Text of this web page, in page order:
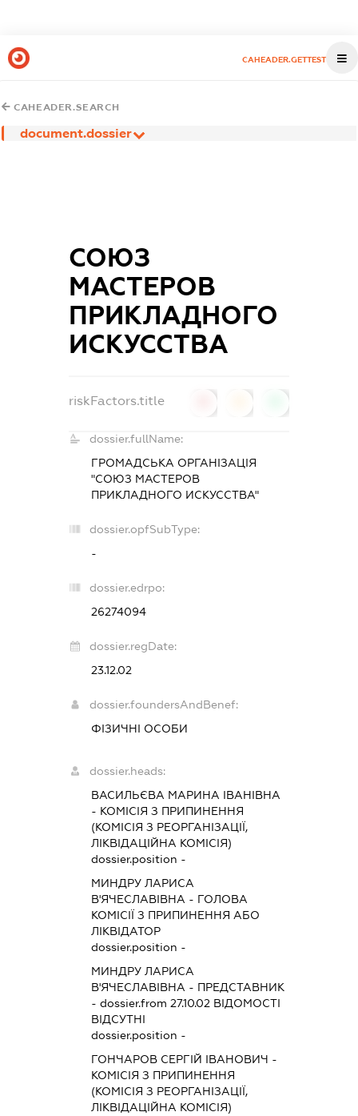
CAHEADER.GETTEST
CAHEADER.SEARCH
document.dossier
СОЮЗ
МАСТЕРОВ
ПРИКЛАДНОГО
ИСКУССТВА
riskFactors.title
dossier.fullName:
ГРОМАДСЬКА ОРГАНІЗАЦІЯ
"СОЮЗ МАСТЕРОВ
ПРИКЛАДНОГО ИСКУССТВА"
dossier.opfSubType:
-
dossier.edrpo:
26274094
dossier.regDate:
23.12.02
dossier.foundersAndBenef:
ФІЗИЧНІ ОСОБИ
dossier.heads:
ВАСИЛЬЄВА МАРИНА ІВАНІВНА
- КОМІСІЯ З ПРИПИНЕННЯ
(КОМІСІЯ З РЕОРГАНІЗАЦІЇ,
ЛІКВІДАЦІЙНА КОМІСІЯ)
dossier.position -
МИНДРУ ЛАРИСА
В'ЯЧЕСЛАВІВНА - ГОЛОВА
КОМІСІЇ З ПРИПИНЕННЯ АБО
ЛІКВІДАТОР
dossier.position -
МИНДРУ ЛАРИСА
В'ЯЧЕСЛАВІВНА - ПРЕДСТАВНИК
- dossier.from 27.10.02 ВІДОМОСТІ
ВІДСУТНІ
dossier.position -
ГОНЧАРОВ СЕРГІЙ ІВАНОВИЧ -
КОМІСІЯ З ПРИПИНЕННЯ
(КОМІСІЯ З РЕОРГАНІЗАЦІЇ,
ЛІКВІДАЦІЙНА КОМІСІЯ)